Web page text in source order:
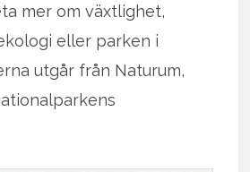
mer om växtlighet,
eller parken i
utgår från Naturum,